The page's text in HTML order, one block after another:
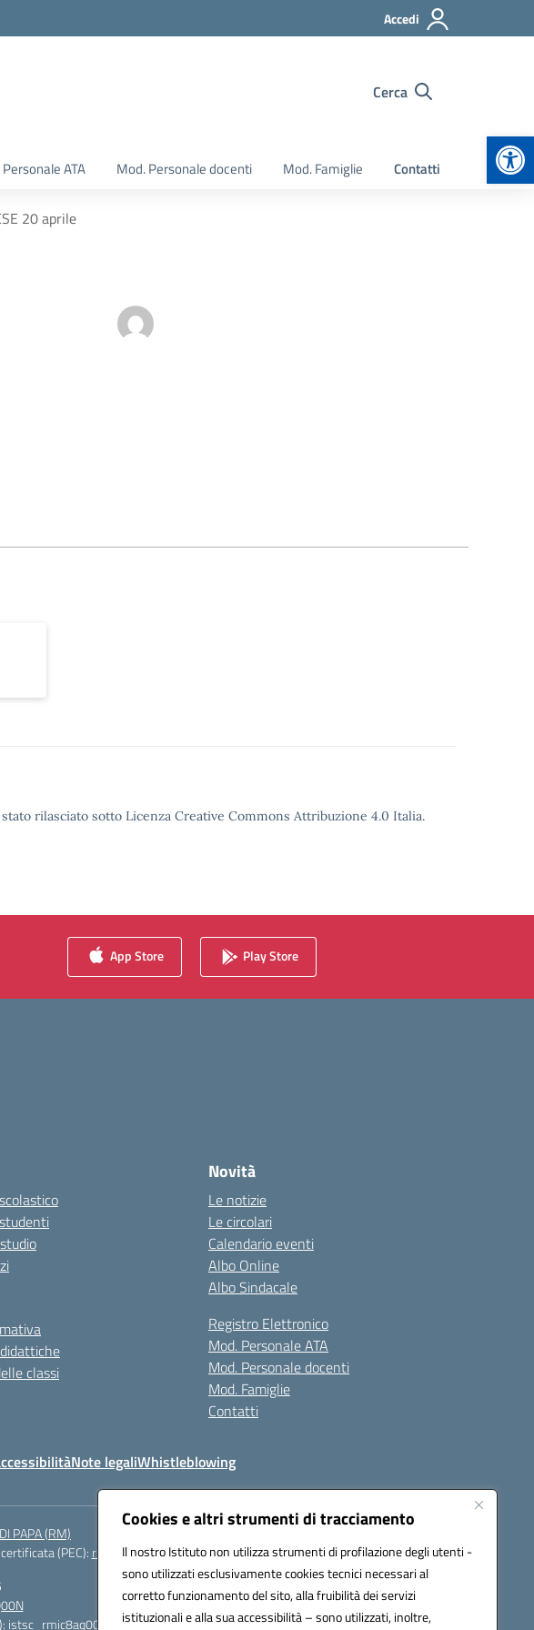
Cookies e altri strumenti di tracciamento
Il nostro Istituto non utilizza strumenti di profilazione degli utenti -
sono utilizzati esclusivamente cookies tecnici necessari al
corretto funzionamento del sito, alla fruibilità dei servizi
istituzionali e alla sua accessibilità – sono utilizzati, inoltre,
Accedi
Cerca
ATA Mod. Personale docenti Mod. Famiglie Contatti
20 aprile
rilasciato sotto Licenza Creative Commons Attribuzione 4.0 Italia.
App Store Play Store
classi
Novità
Le notizie
Le circolari
Calendario eventi
Albo Online
Albo Sindacale
Registro Elettronico
Mod. Personale ATA
Mod. Personale docenti
Mod. Famiglie
Contatti
Note legaliWhistleblowing
PAPA (RM)
(PEC): rmic8aq00n@pec.istruzione.it
istsc_rmic8aq00n